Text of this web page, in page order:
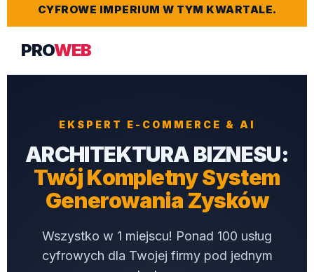
CYFROWE IMPERIUM W TYM KWARTALE.
PROWEB
EKSPERT E-COMMERCE & AI
ARCHITEKTURA BIZNESU:
Twój Kompletny System
Generowania Zysków
Wszystko w 1 miejscu! Ponad 100 usług
cyfrowych dla Twojej firmy pod jednym